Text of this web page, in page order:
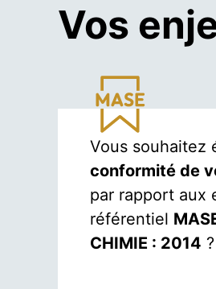
Vos
Vous souhaitez
conformité de
par rapport aux
référentiel
CHIMIE : 2014 ?